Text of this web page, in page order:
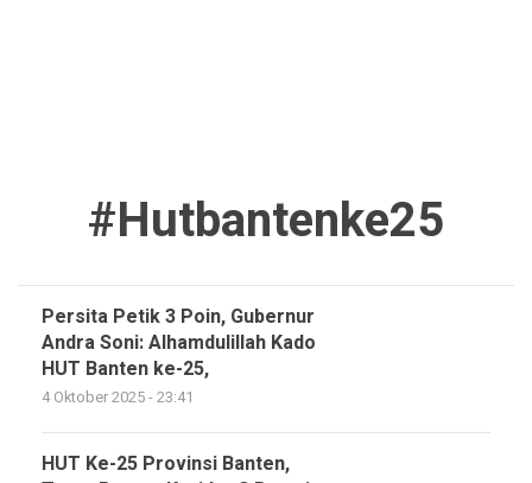
#hutbantenke25
Persita Petik 3 Poin, Gubernur
Andra Soni: Alhamdulillah Kado
HUT Banten ke-25,
4 Oktober 2025 - 23:41
HUT Ke-25 Provinsi Banten,